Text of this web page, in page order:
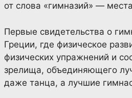
от слова «гимназий» —
Первые свидетельства о
Греции, где физическое
физических упражнений и
зрелища, объединяющего
даже танца, а лучшие